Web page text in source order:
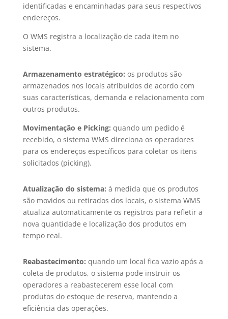
identificadas e encaminhadas para seus respectivos
endereços.
O WMS registra a localização de cada item no
sistema.
Armazenamento estratégico: os produtos são
armazenados nos locais atribuídos de acordo com
suas características, demanda e relacionamento com
outros produtos.
Movimentação e Picking: quando um pedido é
recebido, o sistema WMS direciona os operadores
para os endereços específicos para coletar os itens
solicitados (picking).
Atualização do sistema: à medida que os produtos
são movidos ou retirados dos locais, o sistema WMS
atualiza automaticamente os registros para refletir a
nova quantidade e localização dos produtos em
tempo real.
Reabastecimento: quando um local fica vazio após a
coleta de produtos, o sistema pode instruir os
operadores a reabastecerem esse local com
produtos do estoque de reserva, mantendo a
eficiência das operações.